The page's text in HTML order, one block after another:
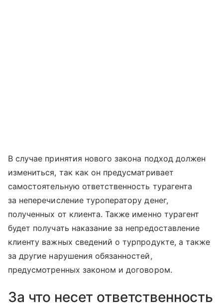
В случае принятия нового закона подход должен
измениться, так как он предусматривает
самостоятельную ответственность турагента
за неперечисление туроператору денег,
полученных от клиента. Также именно турагент
будет получать наказание за непредоставление
клиенту важных сведений о турпродукте, а также
за другие нарушения обязанностей,
предусмотренных законом и договором.
За что несет ответственность